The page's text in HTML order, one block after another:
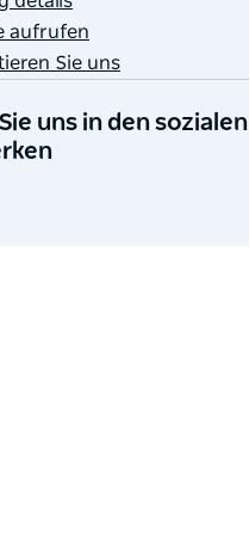
aufrufen
Sie uns
uns in den sozialen